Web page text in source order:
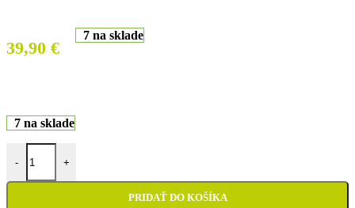
39,90 €
7 na sklade
7 na sklade
- +
PRIDAŤ DO KOŠÍKA